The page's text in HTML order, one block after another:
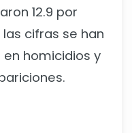
12.9 por
las cifras se han
homicidios y